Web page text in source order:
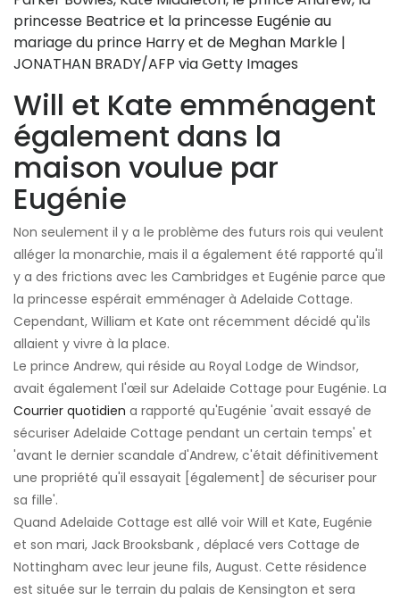
princesse Beatrice et la princesse Eugénie au
mariage du prince Harry et de Meghan Markle |
JONATHAN BRADY/AFP via Getty Images
Will et Kate emménagent
également dans la
maison voulue par
Eugénie
Non seulement il y a le problème des futurs rois qui veulent
alléger la monarchie, mais il a également été rapporté qu'il
y a des frictions avec les Cambridges et Eugénie parce que
la princesse espérait emménager à Adelaide Cottage.
Cependant, William et Kate ont récemment décidé qu'ils
allaient y vivre à la place.
Le prince Andrew, qui réside au Royal Lodge de Windsor,
avait également l'œil sur Adelaide Cottage pour Eugénie. La
Courrier quotidien a rapporté qu'Eugénie 'avait essayé de
sécuriser Adelaide Cottage pendant un certain temps' et
'avant le dernier scandale d'Andrew, c'était définitivement
une propriété qu'il essayait [également] de sécuriser pour
sa fille'.
Quand Adelaide Cottage est allé voir Will et Kate, Eugénie
et son mari, Jack Brooksbank , déplacé vers Cottage de
Nottingham avec leur jeune fils, August. Cette résidence
est située sur le terrain du palais de Kensington et sera